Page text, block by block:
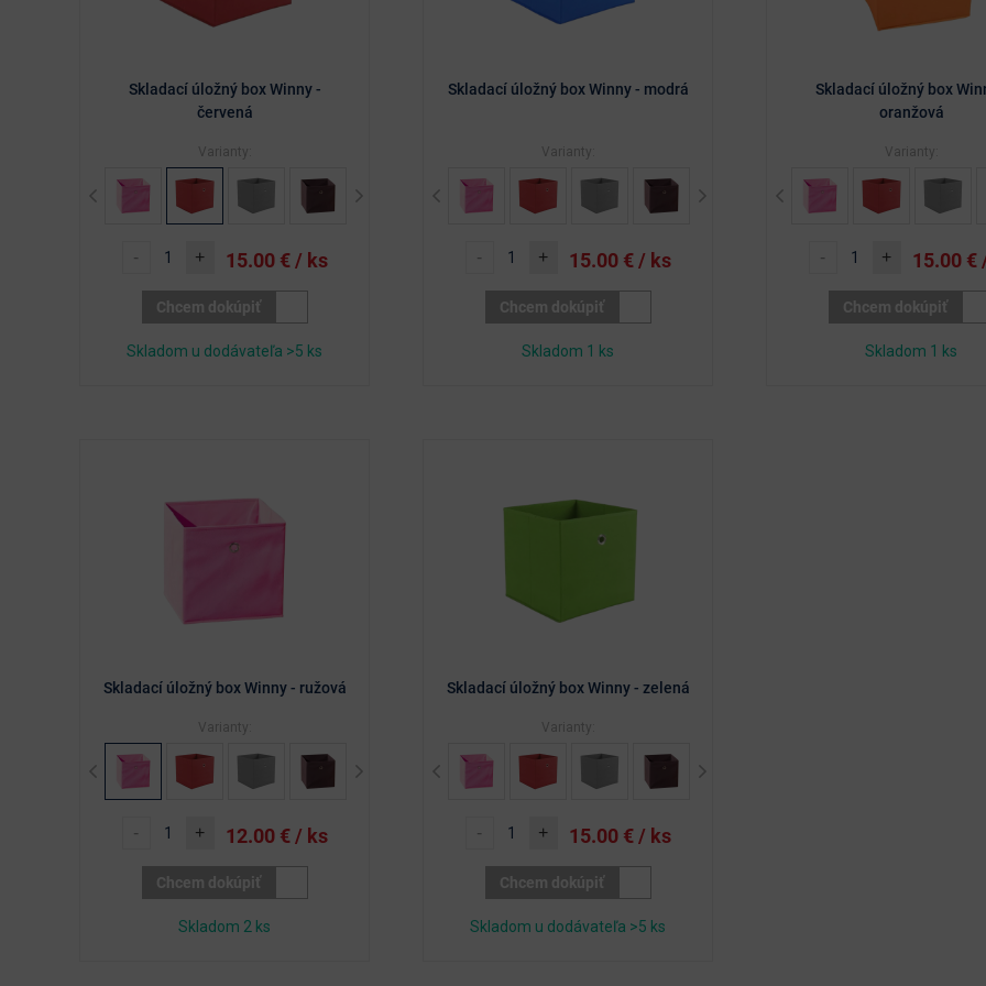
Skladací úložný box Winny -
červená
Varianty:
Previous
- + 15.00€ / ks
Chcem dokúpiť
Skladom u dodávateľa >5 ks
Skladací úložný box Winny - modrá
Varianty:
Previous
- + 15.00€ / ks
Chcem dokúpiť
Skladom 1 ks
Skladací úložný box
oranžová
Varianty:
Previous
- + 15.00€
Chcem dokúpiť
Skladom 1 ks
Skladací úložný box Winny - ružová
Varianty:
Previous
- + 12.00€ / ks
Chcem dokúpiť
Skladom 2 ks
Skladací úložný box Winny - zelená
Varianty:
Previous
- + 15.00€ / ks
Chcem dokúpiť
Skladom u dodávateľa >5 ks